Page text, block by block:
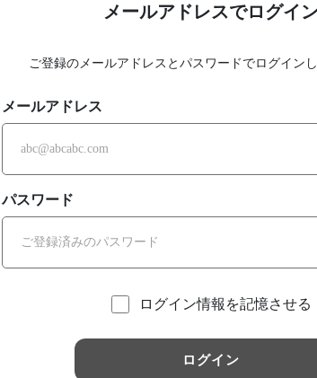
メールアドレスでログイン
ご登録のメールアドレスとパスワードでログインし
メールアドレス
パスワード
ログイン情報を記憶させる
ログイン